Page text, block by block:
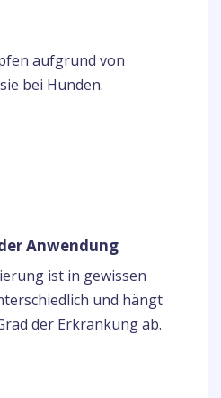
aufgrund von
bei Hunden.
Anwendung
ist in gewissen
und hängt
der Erkrankung ab.